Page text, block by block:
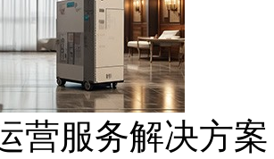
营服务解决方案